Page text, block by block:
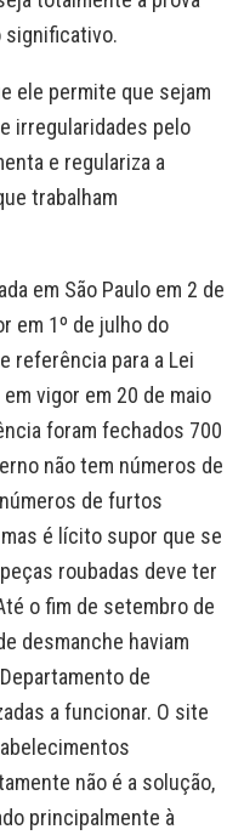
significativo.
ele permite que sejam
irregularidades pelo
e regulariza a
trabalham
em São Paulo em 2 de
em 1º de julho do
referência para a Lei
vigor em 20 de maio
foram fechados 700
não tem números de
de furtos
é lícito supor que se
roubadas deve ter
o fim de setembro de
desmanche haviam
de
a funcionar. O site
não é a solução,
principalmente à